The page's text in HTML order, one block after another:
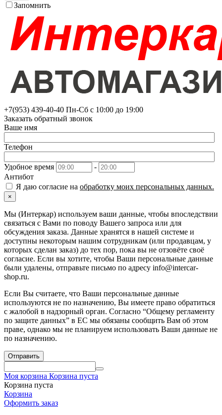
Запомнить
+7(953) 439-40-40 Пн-Сб с 10:00 до 19:00
Заказать обратный звонок
Ваше имя
Телефон
Удобное время
-
Антибот
Я даю согласие на обработку моих персональных данных.
×
Мы (Интеркар) используем ваши данные, чтобы впоследствии
связаться с Вами по поводу Вашего запроса или для
обсуждения заказа. Данные хранятся в нашей системе и
доступны некоторым нашим сотрудникам (или продавцам, у
которых сделан заказ) до тех пор, пока вы не отзовёте своё
согласие. Если вы хотите, чтобы Ваши персональные данные
были удалены, отправьте письмо по адресу info@intercar-
shop.ru.
Если Вы считаете, что Ваши персональные данные
используются не по назначению, Вы имеете право обратиться
с жалобой в надзорный орган. Согласно “Общему регламенту
по защите данных” в ЕС мы обязаны сообщить Вам об этом
праве, однако мы не планируем использовать Ваши данные не
по назначению.
Отправить
Моя корзина Корзина пуста
Корзина пуста
Корзина
Оформить заказ